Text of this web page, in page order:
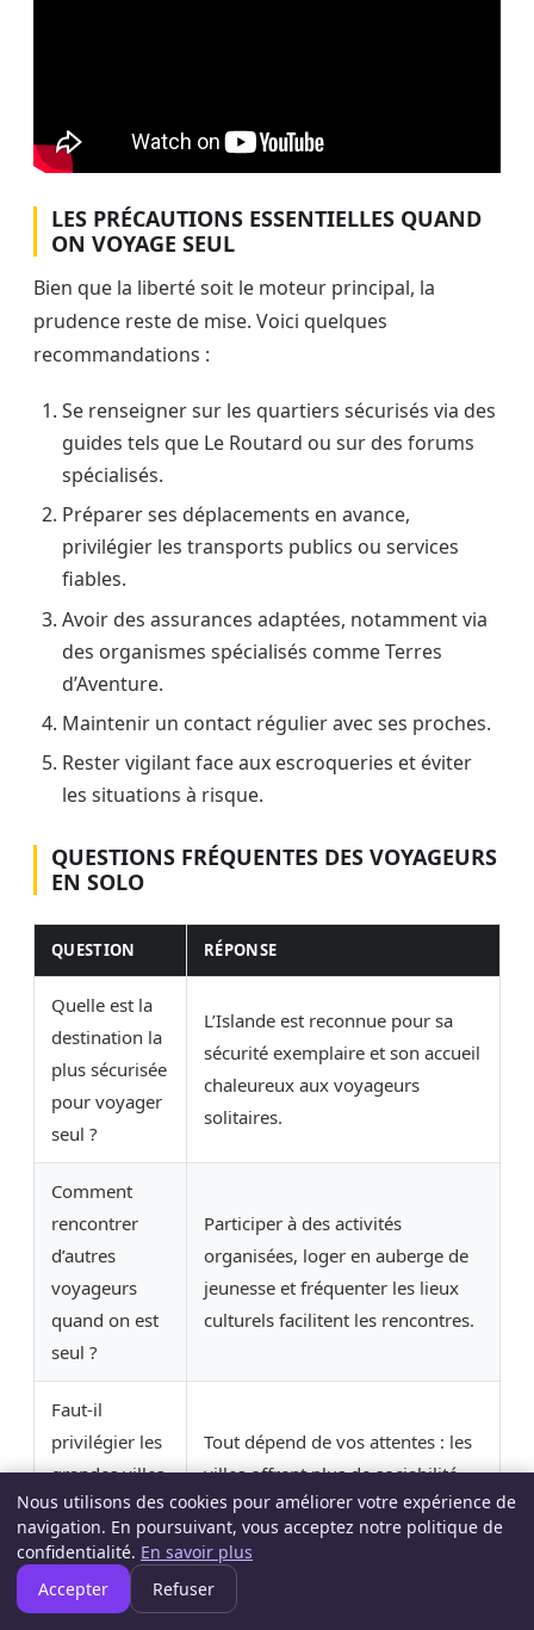
LES PRÉCAUTIONS ESSENTIELLES QUAND
ON VOYAGE SEUL
Bien que la liberté soit le moteur principal, la
prudence reste de mise. Voici quelques
recommandations :
Se renseigner sur les quartiers sécurisés via des
guides tels que Le Routard ou sur des forums
spécialisés.
Préparer ses déplacements en avance,
privilégier les transports publics ou services
fiables.
Avoir des assurances adaptées, notamment via
des organismes spécialisés comme Terres
d’Aventure.
Maintenir un contact régulier avec ses proches.
Rester vigilant face aux escroqueries et éviter
les situations à risque.
QUESTIONS FRÉQUENTES DES VOYAGEURS
EN SOLO
QUESTION RÉPONSE
Quelle est la
destination la
plus sécurisée
pour voyager
seul ?
L’Islande est reconnue pour sa
sécurité exemplaire et son accueil
chaleureux aux voyageurs
solitaires.
Comment
rencontrer
d’autres
voyageurs
quand on est
seul ?
Participer à des activités
organisées, loger en auberge de
jeunesse et fréquenter les lieux
culturels facilitent les rencontres.
Faut-il
privilégier les
grandes villes
ou la nature
pour un
voyage solo ?
Tout dépend de vos attentes : les
villes offrent plus de sociabilité,
tandis que la nature propose
solitude et ressourcement.
Nous utilisons des cookies pour améliorer votre expérience de
navigation. En poursuivant, vous acceptez notre politique de
confidentialité. En savoir plus
Accepter
Refuser